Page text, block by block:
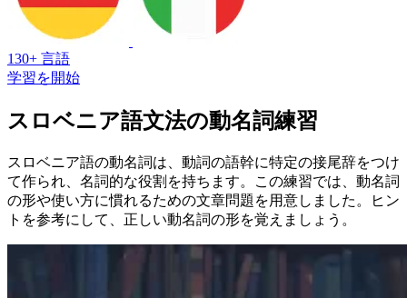
130+ 言語
学習を開始
スロベニア語文法の動名詞練習
スロベニア語の動名詞は、動詞の語幹に特定の接尾辞をつけ
て作られ、名詞的な役割を持ちます。この練習では、動名詞
の形や使い方に慣れるための文章問題を用意しました。ヒン
トを参考にして、正しい動名詞の形を覚えましょう。